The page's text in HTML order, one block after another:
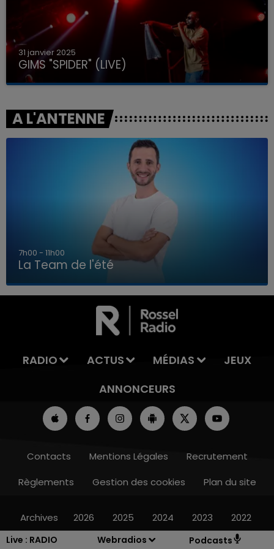
Live : RADIO
Webradios Podcasts
LA TEAM DE L'ÉTÉ
31 janvier 2025
GIMS "SPIDER" (LIVE)
A L'ANTENNE
7h00 - 11h00
La Team de l'été
RADIO ACTUS MÉDIAS
JEUX
ANNONCEURS
Contacts Mentions Légales
Recrutement
Règlements
Gestion des cookies Plan du site
Archives 2026 2025 2024 2023 2022